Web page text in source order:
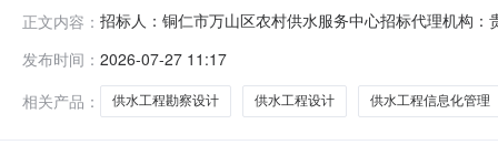
正文内容： 招标人：铜仁市万山区农村供水服务中心招标代理机构
件，现对该项目的设计进行公开招标。2、项目概况与招
新建中
发布时间： 2026-07-27 11:17
相关产品：
供水工程勘察设计 供水工程设计 供水工程信息化管理